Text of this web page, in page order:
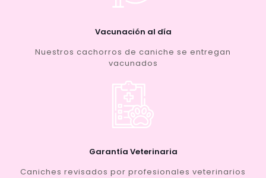
Vacunación al día
Nuestros cachorros de caniche se entregan
vacunados
Garantía Veterinaria
Caniches revisados por profesionales veterinarios